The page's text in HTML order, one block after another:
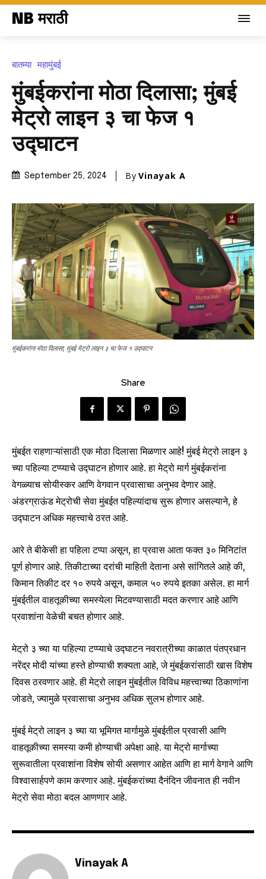
Join our community of
SUBSCRIBERS and be part of the
conversation.
To subscribe, simply enter your email address on our website
or click the subscribe button below. Don't worry, we respect
your privacy and won't spam your inbox. Your information is
safe with us.
SUBSCRIBE
NB मराठी
बातम्या महामुंबई
मुंबईकरांना मोठा दिलासा; मुंबई
मेट्रो लाइन ३ चा फेज १
उद्घाटन
September 25, 2024 By Vinayak A
मुंबईकरांना मोठा दिलासा; मुंबई मेट्रो लाइन ३ चा फेज १ उद्घाटन
Share
मुंबईत राहणाऱ्यांसाठी एक मोठा दिलासा मिळणार आहे! मुंबई मेट्रो लाइन ३
च्या पहिल्या टप्प्याचे उद्घाटन होणार आहे. हा मेट्रो मार्ग मुंबईकरांना
वेगळ्याच सोयीस्कर आणि वेगवान प्रवासाचा अनुभव देणार आहे.
अंडरग्राऊंड मेट्रोची सेवा मुंबईत पहिल्यांदाच सुरू होणार असल्याने, हे
उद्घाटन अधिक महत्त्वाचे ठरत आहे.
आरे ते बीकेसी हा पहिला टप्पा असून, हा प्रवास आता फक्त ३० मिनिटांत
पूर्ण होणार आहे. तिकीटाच्या दरांची माहिती देताना असे सांगितले आहे की,
किमान तिकीट दर १० रुपये असून, कमाल ५० रुपये इतका असेल. हा मार्ग
मुंबईतील वाहतूकीच्या समस्येला मिटवण्यासाठी मदत करणार आहे आणि
प्रवाशांना वेळेची बचत होणार आहे.
मेट्रो ३ च्या या पहिल्या टप्प्याचे उद्घाटन नवरात्रीच्या काळात पंतप्रधान
नरेंद्र मोदी यांच्या हस्ते होण्याची शक्यता आहे, जे मुंबईकरांसाठी खास विशेष
दिवस ठरवणार आहे. ही मेट्रो लाइन मुंबईतील विविध महत्त्वाच्या ठिकाणांना
जोडते, ज्यामुळे प्रवासाचा अनुभव अधिक सुलभ होणार आहे.
मुंबई मेट्रो लाइन ३ च्या या भूमिगत मार्गामुळे मुंबईतील प्रवासी आणि
वाहतूकीच्या समस्या कमी होण्याची अपेक्षा आहे. या मेट्रो मार्गाच्या
सुरूवातीला प्रवाशांना विशेष सोयी असणार आहेत आणि हा मार्ग वेगाने आणि
विश्वासार्हपणे काम करणार आहे. मुंबईकरांच्या दैनंदिन जीवनात ही नवीन
मेट्रो सेवा मोठा बदल आणणार आहे.
Vinayak A